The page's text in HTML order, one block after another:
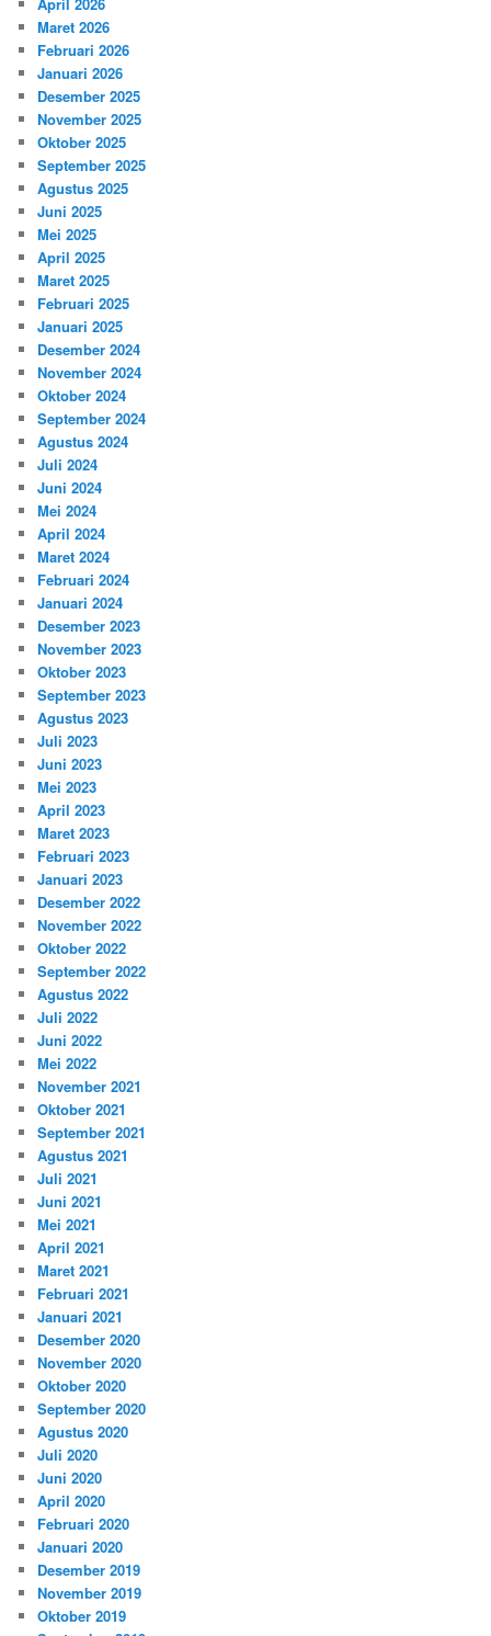
Maret 2026
Februari 2026
Januari 2026
Desember 2025
November 2025
Oktober 2025
September 2025
Agustus 2025
Juni 2025
Mei 2025
April 2025
Maret 2025
Februari 2025
Januari 2025
Desember 2024
November 2024
Oktober 2024
September 2024
Agustus 2024
Juli 2024
Juni 2024
Mei 2024
April 2024
Maret 2024
Februari 2024
Januari 2024
Desember 2023
November 2023
Oktober 2023
September 2023
Agustus 2023
Juli 2023
Juni 2023
Mei 2023
April 2023
Maret 2023
Februari 2023
Januari 2023
Desember 2022
November 2022
Oktober 2022
September 2022
Agustus 2022
Juli 2022
Juni 2022
Mei 2022
November 2021
Oktober 2021
September 2021
Agustus 2021
Juli 2021
Juni 2021
Mei 2021
April 2021
Maret 2021
Februari 2021
Januari 2021
Desember 2020
November 2020
Oktober 2020
September 2020
Agustus 2020
Juli 2020
Juni 2020
April 2020
Februari 2020
Januari 2020
Desember 2019
November 2019
Oktober 2019